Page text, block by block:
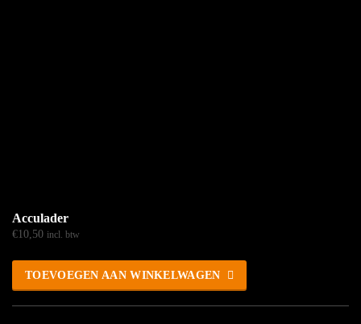
Acculader
€10,50 incl. btw
TOEVOEGEN AAN WINKELWAGEN